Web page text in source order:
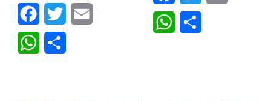
FacebookTwitter
WhatsApp
WhatsApp